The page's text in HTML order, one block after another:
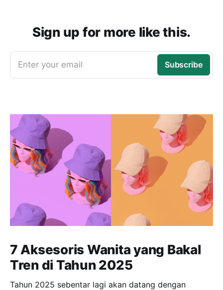
Sign up for more like this.
Enter your email Subscribe
7 Aksesoris Wanita yang Bakal
Tren di Tahun 2025
Tahun 2025 sebentar lagi akan datang dengan